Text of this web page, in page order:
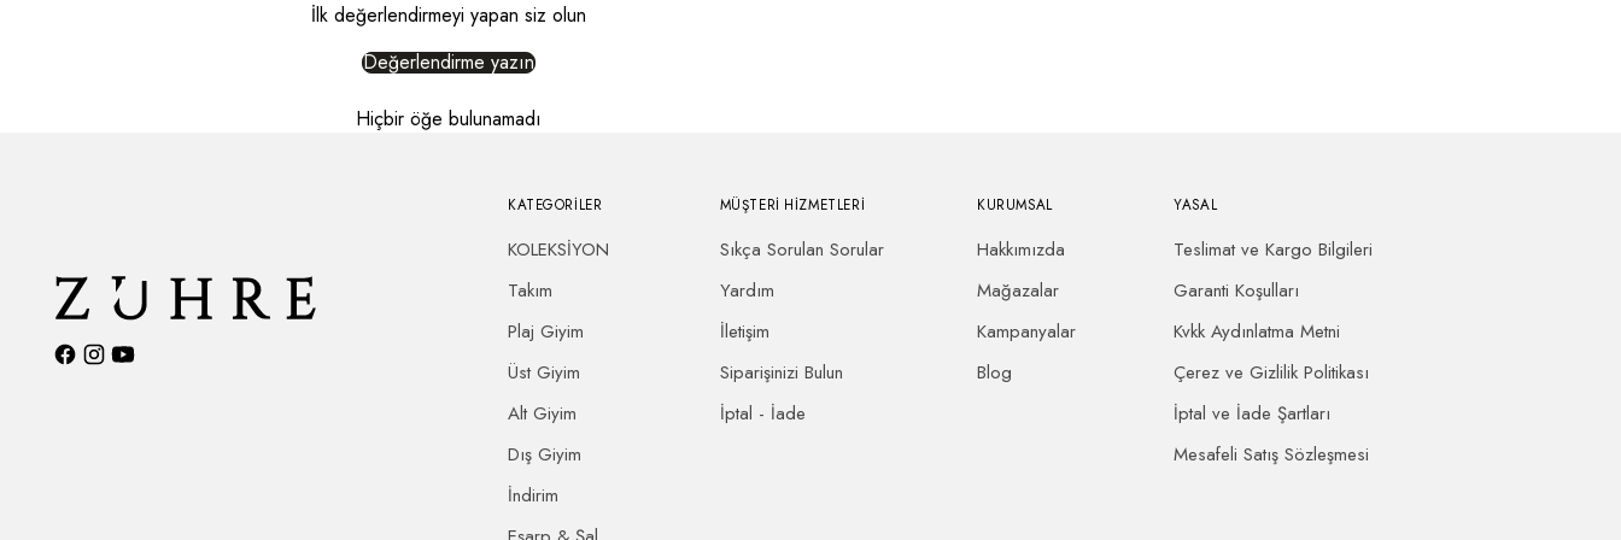
İlk değerlendirmeyi yapan siz olun
Değerlendirme yazın
Hiçbir öğe bulunamadı
KATEGORİLER
KOLEKSİYON
Takım
Plaj Giyim
Üst Giyim
Alt Giyim
Dış Giyim
İndirim
MÜŞTERİ HİZMETLERİ
Sıkça Sorulan Sorular
Yardım
İletişim
Siparişinizi Bulun
İptal - İade
KURUMSAL
Hakkımızda
Mağazalar
Kampanyalar
Blog
YASAL
Teslimat ve Kargo Bilgileri
Garanti Koşulları
Kvkk Aydınlatma Metni
Çerez ve Gizlilik Politikası
İptal ve İade Şartları
Mesafeli Satış Sözleşmesi